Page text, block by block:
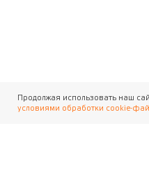
Продолжая использовать наш
условиями обработки cookie-